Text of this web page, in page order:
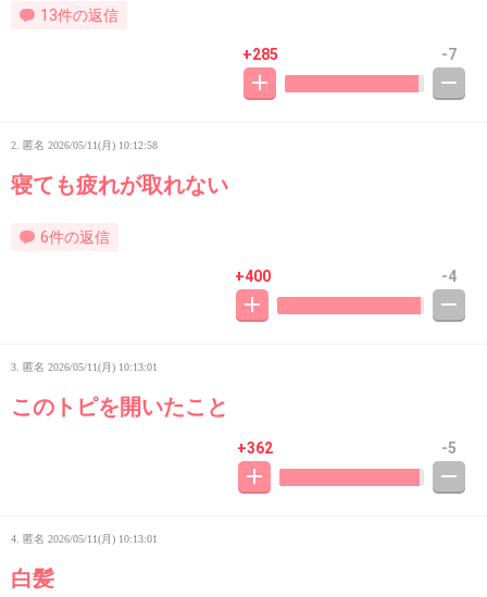
13件の返信
+285 -7
2. 匿名 2026/05/11(月) 10:12:58
寝ても疲れが取れない
6件の返信
+400 -4
3. 匿名 2026/05/11(月) 10:13:01
このトピを開いたこと
+362 -5
4. 匿名 2026/05/11(月) 10:13:01
白髪